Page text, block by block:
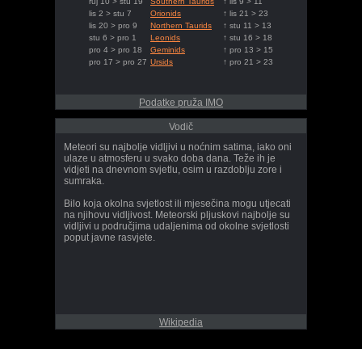
lis 2 > stu 7
Orionids
↑ lis 21 > 23
lis 20 > pro 9
Northern Taurids
↑ stu 11 > 13
stu 6 > pro 1
Leonids
↑ stu 16 > 18
pro 4 > pro 18
Geminids
↑ pro 13 > 15
pro 17 > pro 27 Ursids ↑ pro 21 > 23
Podatke pruža IMO
Vodič
Meteori su najbolje vidljivi u noćnim satima, iako oni
ulaze u atmosferu u svako doba dana. Teže ih je
vidjeti na dnevnom svjetlu, osim u razdoblju zore i
sumraka.
Bilo koja okolna svjetlost ili mjesečina mogu utjecati
na njihovu vidljivost. Meteorski pljuskovi najbolje su
vidljivi u područjima udaljenima od okolne svjetlosti
poput javne rasvjete.
Wikipedia